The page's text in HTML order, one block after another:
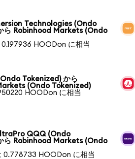
Technologies (Ondo
ら Robinhood Markets (Ondo
0.197936 HOODon に相当
Tokenized) から
(Ondo Tokenized)
HOODon に相当
QQQ (Ondo
ら Robinhood Markets (Ondo
0.778733 HOODon に相当